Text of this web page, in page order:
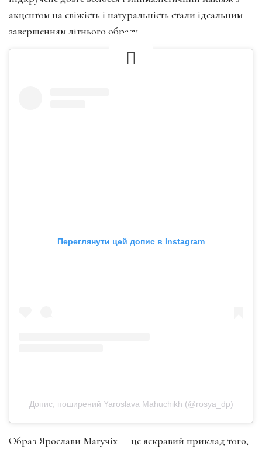
акцентом на свіжість і натуральність стали ідеальним
завершенням літнього образу.
Переглянути цей допис в Instagram
Допис, поширений Yaroslava Mahuchikh (@rosya_dp)
Образ Ярослави Магучіх — це яскравий приклад того,